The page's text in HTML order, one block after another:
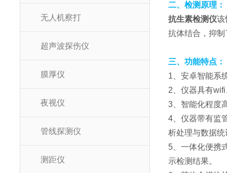
无人机察打
超声波探伤仪
膜厚仪
夜视仪
管线探测仪
测距仪
二、检测原理：
抗生素检测仪该
抗体结合，抑
三、功能特点：
1、安卓智能系
2、仪器具有
3、智能化程度
4、仪器带有监
析处理与数据
5、一体化便携
示检测结果。